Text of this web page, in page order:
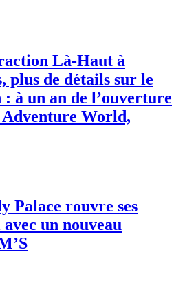
Là-Haut à
plus de détails sur le
à un an de l’ouverture
Adventure World,
Palace rouvre ses
un nouveau